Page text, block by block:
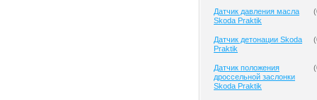
Датчик давления масла
Skoda Praktik
(
Датчик детонации Skoda
Praktik
(
Датчик положения
дроссельной заслонки
Skoda Praktik
(